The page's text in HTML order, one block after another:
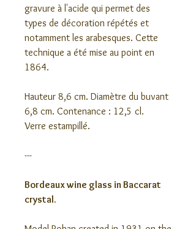
gravure à l'acide qui permet des
types de décoration répétés et
notamment les arabesques. Cette
technique a été mise au point en
1864.
Hauteur 8,6 cm. Diamètre du buvant
6,8 cm. Contenance : 12,5 cl.
Verre estampillé.
---
Bordeaux wine glass in Baccarat
crystal.